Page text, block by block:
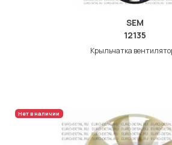
SEM
12135
Крыльчатка
Нет в наличии